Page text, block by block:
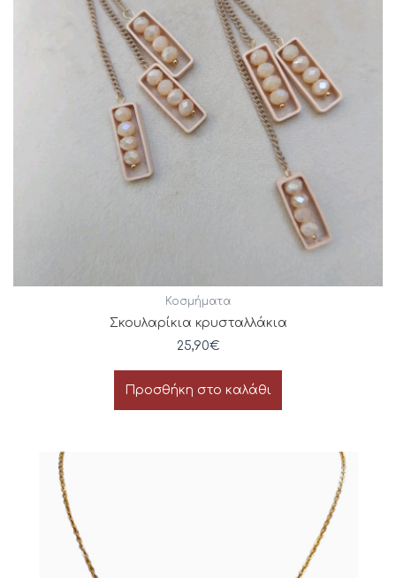
Κοσμήματα
Σκουλαρίκια κρυσταλλάκια
25,90€
Προσθήκη στο καλάθι